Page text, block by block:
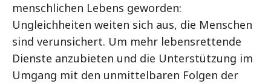
menschlichen Lebens geworden:
Ungleichheiten weiten sich aus, die Menschen
sind verunsichert. Um mehr lebensrettende
Dienste anzubieten und die Unterstützung im
Umgang mit den unmittelbaren Folgen der